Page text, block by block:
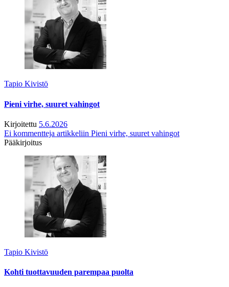
Tapio Kivistö
Pieni virhe, suuret vahingot
Kirjoitettu 5.6.2026
Ei kommentteja artikkeliin Pieni virhe, suuret vahingot
Pääkirjoitus
Tapio Kivistö
Kohti tuottavuuden parempaa puolta